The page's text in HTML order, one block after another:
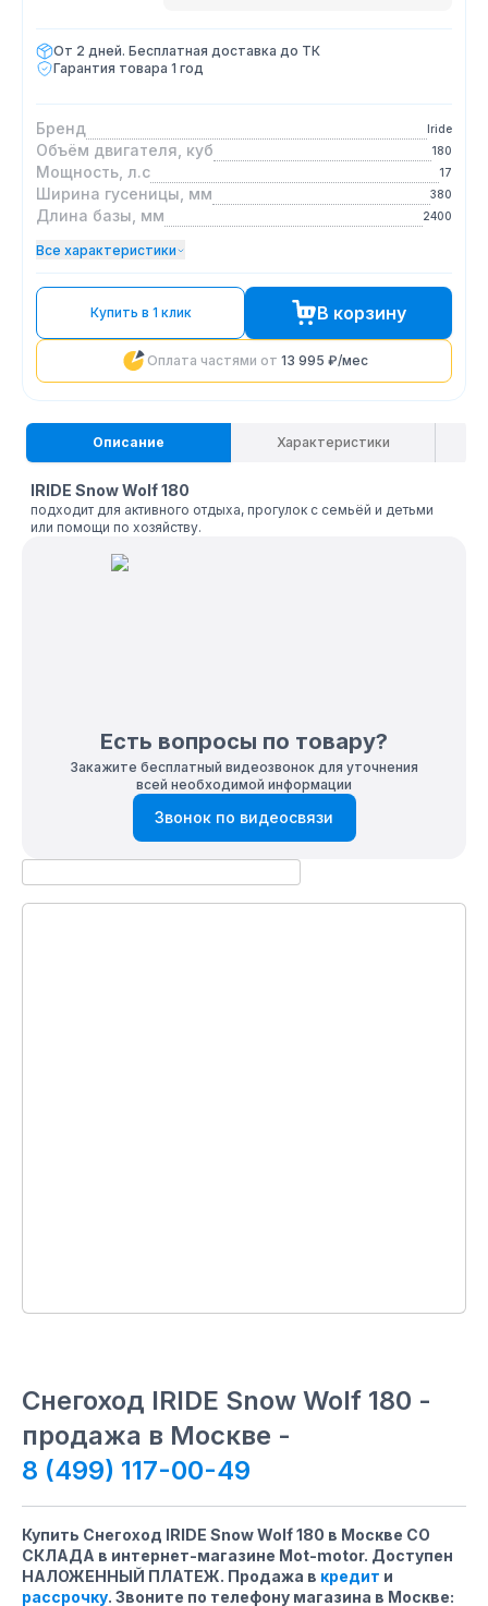
От 2 дней. Бесплатная доставка до ТК
Гарантия товара 1 год
Бренд Iride
Объём двигателя, куб 180
Мощность, л.с 17
Ширина гусеницы, мм 380
Длина базы, мм 2400
Все характеристики
Купить в 1 клик В корзину
Оплата частями от 13 995 ₽/мес
Описание Характеристики
IRIDE Snow Wolf 180
подходит для активного отдыха, прогулок с семьёй и детьми
или помощи по хозяйству.
Есть вопросы по товару?
Закажите бесплатный видеозвонок для уточнения
всей необходимой информации
Звонок по видеосвязи
Снегоход IRIDE Snow Wolf 180 -
продажа в Москве -
8 (499) 117-00-49
Купить Снегоход IRIDE Snow Wolf 180 в Москве СО
СКЛАДА в интернет-магазине Mot-motor. Доступен
НАЛОЖЕННЫЙ ПЛАТЕЖ. Продажа в кредит и
рассрочку. Звоните по телефону магазина в Москве: